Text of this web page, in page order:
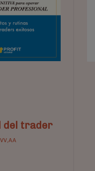
del trader
VV,AA